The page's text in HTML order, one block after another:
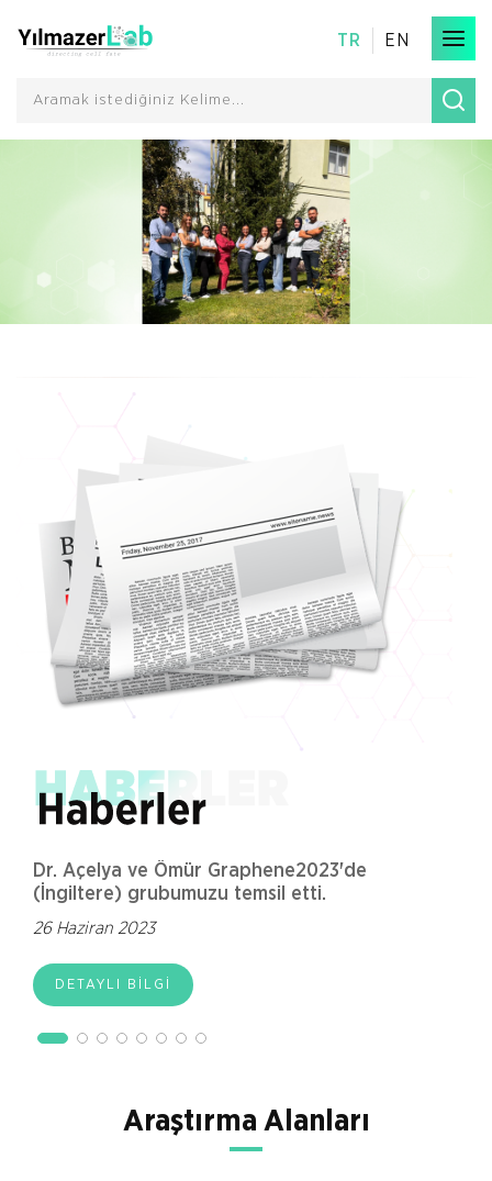
TR EN
Dr. Açelya ve Ömür Graphene2023'de
(İngiltere) grubumuzu temsil etti.
26 Haziran 2023
DETAYLI BİLGİ
Araştırma Alanları